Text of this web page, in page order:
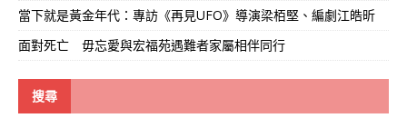
當下就是黃金年代：專訪《再見UFO》導演梁栢堅、編劇江皓昕
面對死亡 毋忘愛與宏福苑遇難者家屬相伴同行
搜尋